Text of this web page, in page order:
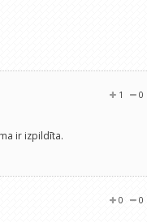
0
1
ir izpildīta.
0
0